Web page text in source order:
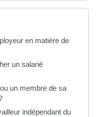
en matière de
un salarié
un membre de sa
indépendant du